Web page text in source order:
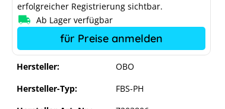
Hersteller:
OBO
Hersteller-Typ:
FBS-PH
erfolgreicher Registrierung sichtbar.
Ab Lager verfügbar
für Preise anmelden